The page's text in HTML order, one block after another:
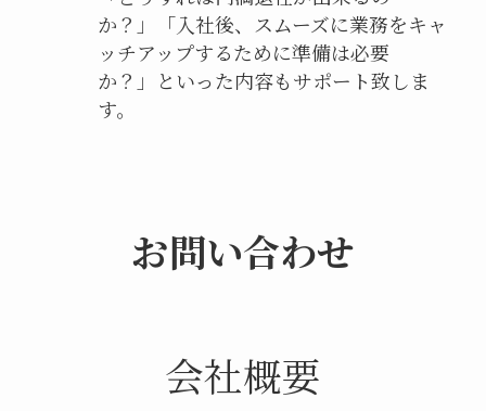
か？」「入社後、スムーズに業務をキャ
ッチアップするために準備は必要
か？」といった内容もサポート致しま
す。
お問い合わせ
会社概要